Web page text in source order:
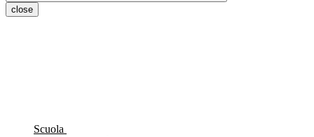
close
Scuola